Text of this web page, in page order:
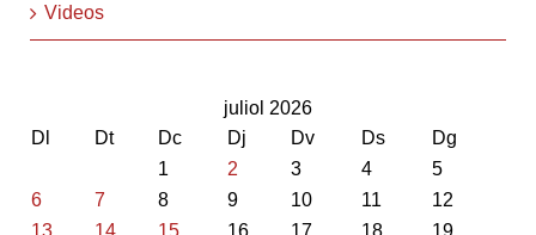
Videos
juliol 2026
Dl
Dt Dc Dj Dv Ds
Dg
1
2 3 4
5
6
7 8 9 10 11
12
13
14 15 16 17 18 19